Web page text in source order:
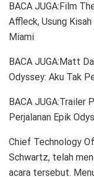
BACA JUGA:Film
Affleck, Usung
Miami
BACA JUGA:Matt
Odyssey: Aku Tak
BACA JUGA:Trailer
Perjalanan Epik
Chief Technology
Schwartz, telah
acara tersebut.